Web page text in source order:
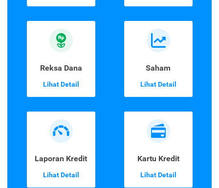
Reksa Dana
Lihat Detail
Saham
Lihat Detail
Laporan Kredit
Lihat Detail
Kartu Kredit
Lihat Detail